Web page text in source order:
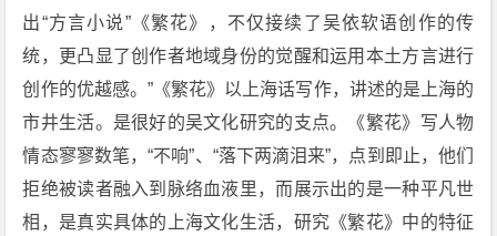
出“方言小说”《繁花》，不仅接续了吴依软语创作的传
统，更凸显了创作者地域身份的觉醒和运用本土方言进行
创作的优越感。”《繁花》以上海话写作，讲述的是上海的
市井生活。是很好的吴文化研究的支点。《繁花》写人物
情态寥寥数笔，“不响”、“落下两滴泪来”，点到即止，他们
拒绝被读者融入到脉络血液里，而展示出的是一种平凡世
相，是真实具体的上海文化生活，研究《繁花》中的特征